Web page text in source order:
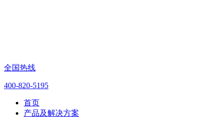
全国热线
400-820-5195
首页
产品及解决方案